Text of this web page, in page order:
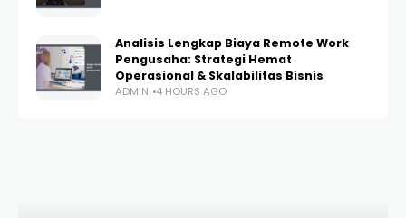
Analisis Lengkap Biaya Remote Work
Pengusaha: Strategi Hemat
Operasional & Skalabilitas Bisnis
ADMIN 4 HOURS AGO